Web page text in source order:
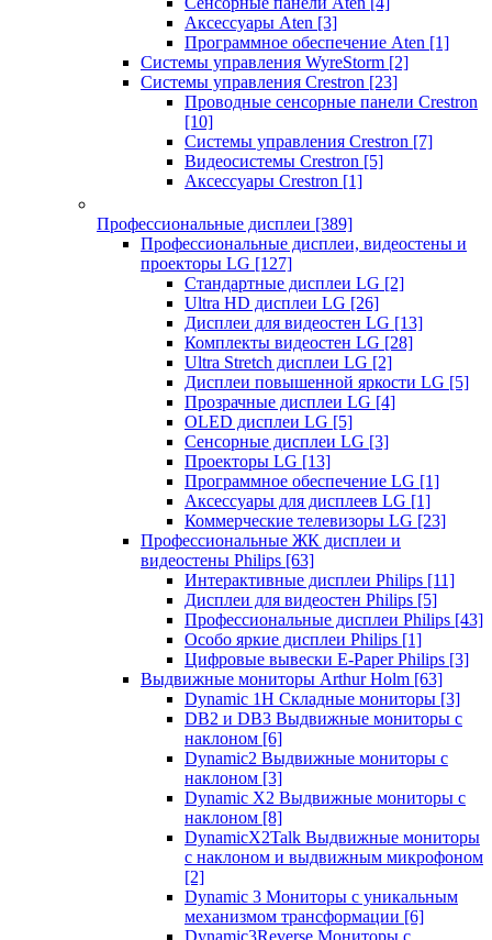
Аксессуары Aten [3]
Программное обеспечение Aten [1]
Системы управления WyreStorm [2]
Системы управления Crestron [23]
Проводные сенсорные панели Crestron
[10]
Системы управления Crestron [7]
Видеосистемы Crestron [5]
Аксессуары Crestron [1]
Профессиональные дисплеи [389]
Профессиональные дисплеи, видеостены и
проекторы LG [127]
Стандартные дисплеи LG [2]
Ultra HD дисплеи LG [26]
Дисплеи для видеостен LG [13]
Комплекты видеостен LG [28]
Ultra Stretch дисплеи LG [2]
Дисплеи повышенной яркости LG [5]
Прозрачные дисплеи LG [4]
OLED дисплеи LG [5]
Сенсорные дисплеи LG [3]
Проекторы LG [13]
Программное обеспечение LG [1]
Аксессуары для дисплеев LG [1]
Коммерческие телевизоры LG [23]
Профессиональные ЖК дисплеи и
видеостены Philips [63]
Интерактивные дисплеи Philips [11]
Дисплеи для видеостен Philips [5]
Профессиональные дисплеи Philips [43]
Особо яркие дисплеи Philips [1]
Цифровые вывески E-Paper Philips [3]
Выдвижные мониторы Arthur Holm [63]
Dynamic 1Н Складные мониторы [3]
DB2 и DB3 Выдвижные мониторы с
наклоном [6]
Dynamic2 Выдвижные мониторы с
наклоном [3]
Dynamic X2 Выдвижные мониторы с
наклоном [8]
DynamicX2Talk Выдвижные мониторы
с наклоном и выдвижным микрофоном
[2]
Dynamic 3 Мониторы с уникальным
механизмом трансформации [6]
Dynamic3Reverse Мониторы с